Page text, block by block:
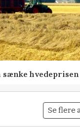
sænke
Se flere